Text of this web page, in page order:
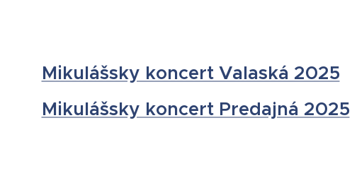
Mikulášsky koncert Valaská 2025
Mikulášsky koncert Predajná 2025